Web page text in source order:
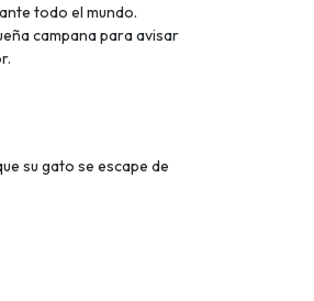
todo el mundo.
campana para avisar
su gato se escape de